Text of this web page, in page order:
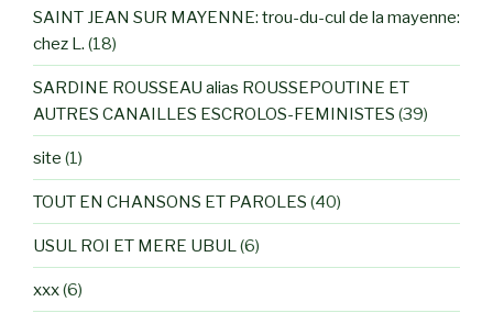
SAINT JEAN SUR MAYENNE: trou-du-cul de la mayenne:
chez L. (18)
SARDINE ROUSSEAU alias ROUSSEPOUTINE ET
AUTRES CANAILLES ESCROLOS-FEMINISTES (39)
site (1)
TOUT EN CHANSONS ET PAROLES (40)
USUL ROI ET MERE UBUL (6)
xxx(6)